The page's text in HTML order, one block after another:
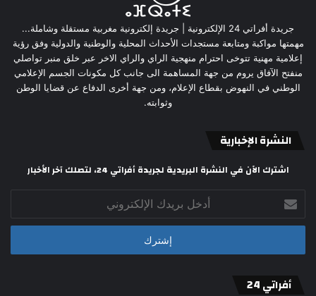
جريدة أفراتي 24 الإلكترونية | جريدة إلكترونية مغربية مستقلة وشاملة...
مهمتها مواكبة ومتابعة مستجدات الأحداث المحلية والوطنية والدولية وفق رؤية
إعلامية مهنية تتوخى احترام منهجية الراي والراي الاخر عبر خلق منبر تواصلي
منفتح الآفاق يروم من جهة المساهمة الى جانب كل مكونات الجسم الإعلامي
الوطني في النهوض بقطاع الإعلام، ومن جهة أخرى الدفاع عن قضايا الوطن
وثوابته.
النشرة الإخبارية
اشترك الآن في النشرة البريدية لجريدة أفراتي 24، لتصلك آخر الأخبار
أدخل
بريدك
الإلكتروني
أفراتي 24